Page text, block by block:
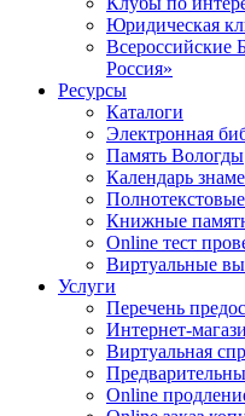
Юридическая
Всероссийские
Россия»
Ресурсы
Каталоги
Электронная
Память Вологды
Календарь
Книжные
Online тест
Виртуальные
Услуги
Перечень
Интернет-
Виртуальная
Online